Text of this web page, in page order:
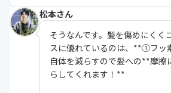
松本さん
そうなんです。髪を傷めにくく
スに優れているのは、**①フッ
自体を減らすので髪への**摩擦
らしてくれます！**